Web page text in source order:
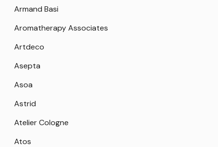
Armand Basi
Aromatherapy Associates
Artdeco
Asepta
Asoa
Astrid
Atelier Cologne
Atos